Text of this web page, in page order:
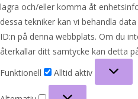
lagra och/eller komma åt
dessa tekniker kan vi behandla
ID:n på denna webbplats. Om du
återkallar ditt samtycke kan detta
Funktionell
Alltid aktiv